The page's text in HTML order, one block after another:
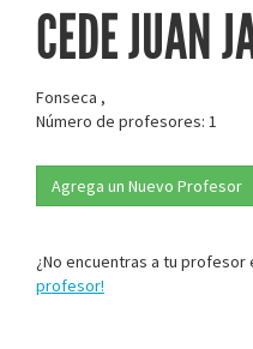
CEDE JUAN
Fonseca ,
Número de profesores: 1
Agrega un Nuevo Profesor
¿No encuentras a tu profesor
profesor!